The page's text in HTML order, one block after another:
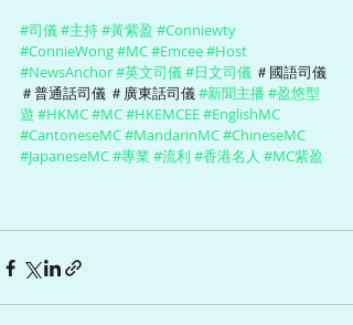
#司儀#主持#黃紫盈 #Conniewty
#ConnieWong#MC#Emcee#Host
#NewsAnchor#英文司儀#日文司儀 ＃國語司儀
＃普通話司儀 ＃廣東話司儀 #新聞主播 #盈悠型
遊 #HKMC#MC#HKEMCEE#EnglishMC
#CantoneseMC#MandarinMC#ChineseMC
#JapaneseMC#專業 #流利 #香港名人 #MC紫盈